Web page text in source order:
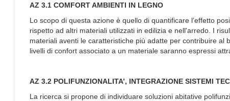
AZ 3.1 COMFORT AMBIENTI IN LEGNO
Lo scopo di questa azione è quello di quantificare l’effetto
rispetto ad altri materiali utilizzati in edilizia e nell'arredo. I
materiali aventi le caratteristiche più adatte per contribuire
livelli di confort associato a un materiale saranno espressi
AZ 3.2 POLIFUNZIONALITA’, INTEGRAZIONE SISTEMI
La ricerca si propone di individuare soluzioni abitative